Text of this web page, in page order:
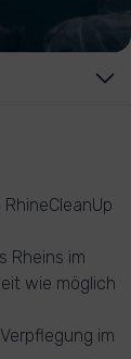
Rheins im
wie möglich
im